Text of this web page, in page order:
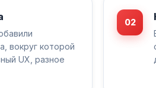
вокруг которой
UX, разное
02